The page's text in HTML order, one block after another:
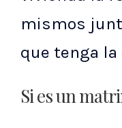
mismos
que tenga
Si es un